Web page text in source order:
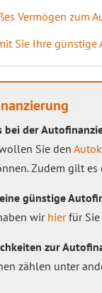
Vermögen zum
Sie Ihre
bei der
Sie den
Zudem gilt
günstige
wir hierfür Sie
zur
zählen unter